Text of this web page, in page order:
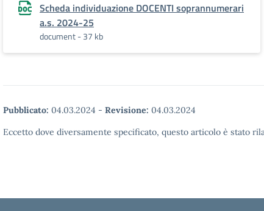
Scheda individuazione DOCENTI soprannumerari
a.s. 2024-25
document - 37 kb
Pubblicato: 04.03.2024 - Revisione: 04.03.2024
Eccetto dove diversamente specificato, questo articolo è stato